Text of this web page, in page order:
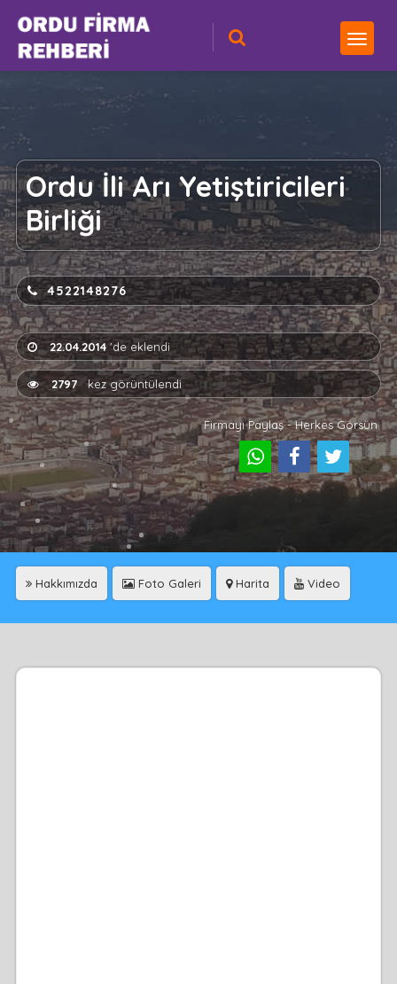
Ordu İli Arı Yetiştiricileri
Birliği
4522148276
22.04.2014'de eklendi
2797kez görüntülendi
Firmayı Paylaş - Herkes Görsün
Hakkımızda Foto Galeri Harita Video